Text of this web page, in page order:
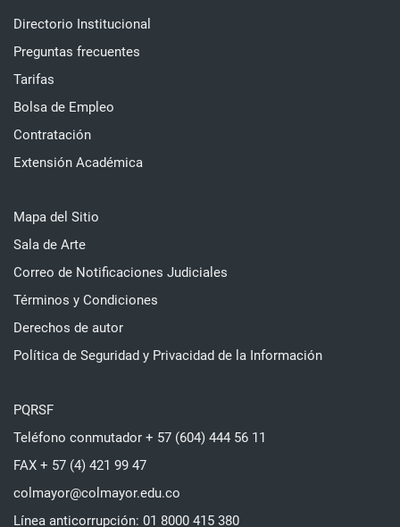
Directorio Institucional
Preguntas frecuentes
Tarifas
Bolsa de Empleo
Contratación
Extensión Académica
Mapa del Sitio
Sala de Arte
Correo de Notificaciones Judiciales
Términos y Condiciones
Derechos de autor
Política de Seguridad y Privacidad de la Información
PQRSF
Teléfono conmutador + 57 (604) 444 56 11
FAX + 57 (4) 421 99 47
colmayor@colmayor.edu.co
Línea anticorrupción: 01 8000 415 380